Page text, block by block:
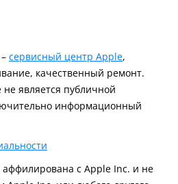
сервисный центр Apple,
качественный ремонт.
является публичной
информационный
c Apple Inc. и не